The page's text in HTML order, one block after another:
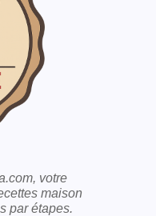
votre
maison
par étapes.